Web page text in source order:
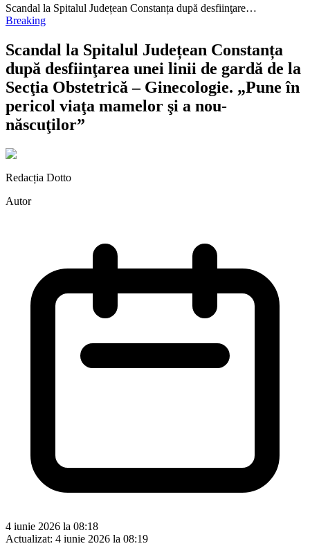
Scandal la Spitalul Județean Constanța după desfiinţare…
Breaking
Scandal la Spitalul Județean Constanța
după desfiinţarea unei linii de gardă de la
Secţia Obstetrică – Ginecologie. „Pune în
pericol viaţa mamelor şi a nou-
născuţilor”
Redacția Dotto
Autor
4 iunie 2026 la 08:18
Actualizat: 4 iunie 2026 la 08:19